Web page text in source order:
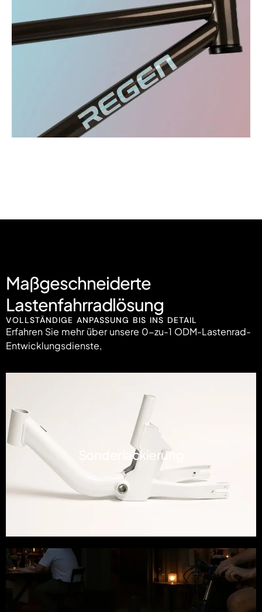
Maßgeschneiderte
Lastenfahrradlösung
VOLLSTÄNDIGE ANPASSUNG BIS INS DETAIL
Erfahren Sie mehr über unsere 0-zu-1 ODM-Lastenrad-
Entwicklungsdienste,
Sonderlackierung